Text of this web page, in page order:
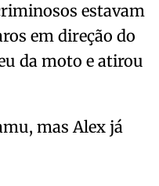
estavam
em direção do
da moto e atirou
mas Alex já